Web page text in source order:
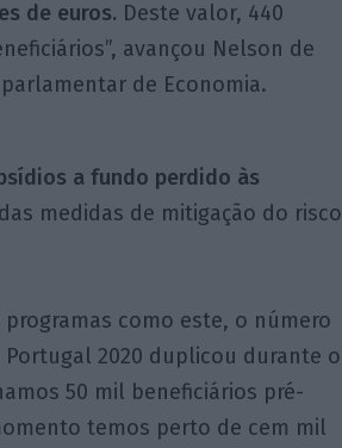
de euros. Deste valor, 440
avançou Nelson de
de Economia.
a fundo perdido às
medidas de mitigação do risco
programas como este, o número
2020 duplicou durante o
50 mil beneficiários pré-
temos perto de cem mil